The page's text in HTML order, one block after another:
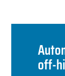
off-